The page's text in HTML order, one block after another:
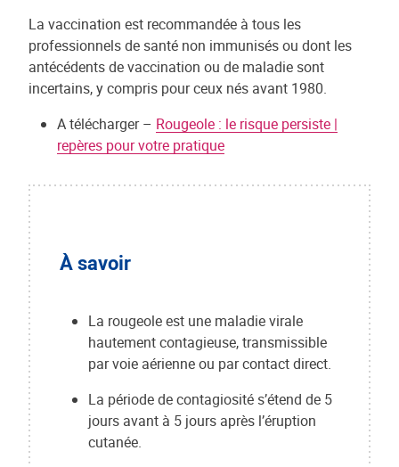
La vaccination est recommandée à tous les
professionnels de santé non immunisés ou dont les
antécédents de vaccination ou de maladie sont
incertains, y compris pour ceux nés avant 1980.
A télécharger – Rougeole : le risque persiste |
repères pour votre pratique
À savoir
La rougeole est une maladie virale
hautement contagieuse, transmissible
par voie aérienne ou par contact direct.
La période de contagiosité s’étend de 5
jours avant à 5 jours après l’éruption
cutanée.